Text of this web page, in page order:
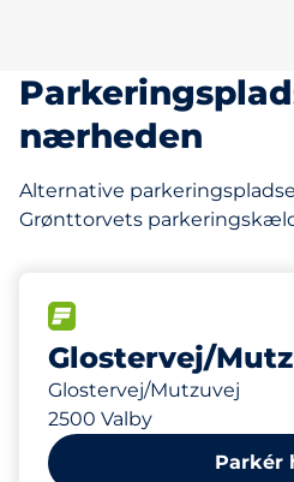
nærheden
Alternative
Grønttorvets
Glostervej/
Glostervej/Mutzuvej
2500 Valby
Parkér